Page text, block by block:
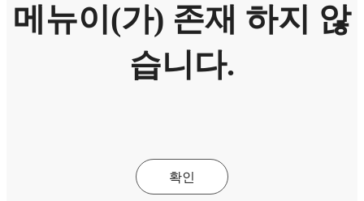
메뉴이(가) 존재 하지 않
습니다.